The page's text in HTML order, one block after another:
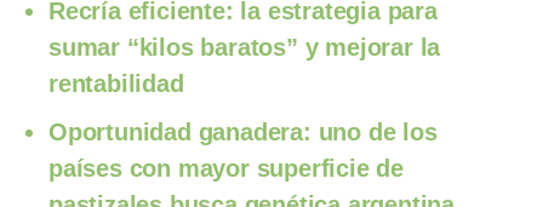
Recría eficiente: la estrategia para
sumar “kilos baratos” y mejorar la
rentabilidad
Oportunidad ganadera: uno de los
países con mayor superficie de